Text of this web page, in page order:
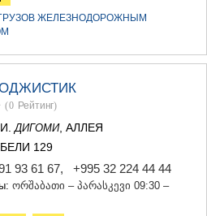
ЖЕЛЕЗНОДОРОЖНЫМ
(0 Рейтинг)
ДИГОМИ, АЛЛЕЯ
129
93 61 67, +995 32 224 44 44
ორშაბათი – პარასკევი 09:30 –